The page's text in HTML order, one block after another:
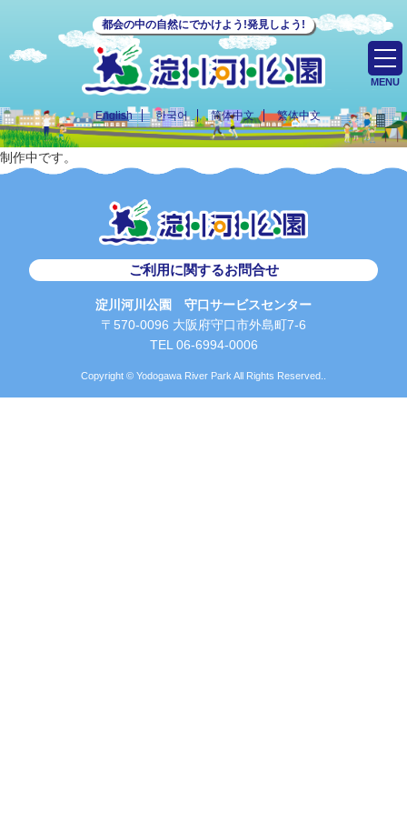
都会の中の自然にでかけよう!発見しよう!
English 한국어 简体中文 繁体中文
MENU
制作中です。
ご利用に関するお問合せ
淀川河川公園 守口サービスセンター
〒570-0096 大阪府守口市外島町7-6
TEL 06-6994-0006
Copyright © Yodogawa River Park All Rights Reserved..